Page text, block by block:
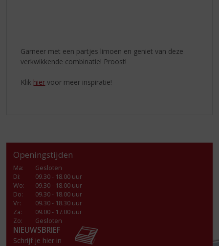
Garneer met een partjes limoen en geniet van deze
verkwikkende combinatie! Proost!
Klik hier voor meer inspiratie!
Openingstijden
Ma:
Gesloten
Di:
09.30 - 18.00 uur
Wo:
09.30 - 18.00 uur
Do:
09.30 - 18.00 uur
Vr:
09.30 - 18.30 uur
Za:
09.00 - 17.00 uur
Zo:
Gesloten
NIEUWSBRIEF
Schrijf je hier in